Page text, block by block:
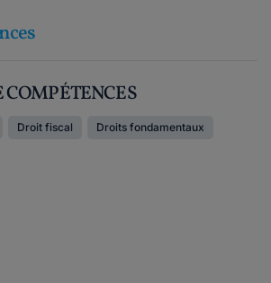
Droit fiscal Droits fondamentaux